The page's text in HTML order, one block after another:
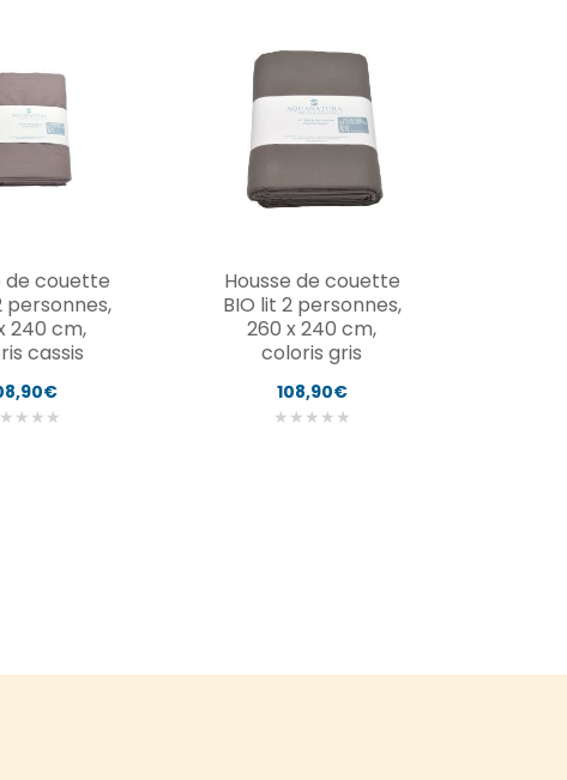
de couette
personnes,
240 cm,
cassis
★ ★ ★ ★
Housse de couette
BIO lit 2 personnes,
260 x 240 cm,
coloris gris
108,90€
★ ★ ★ ★ ★